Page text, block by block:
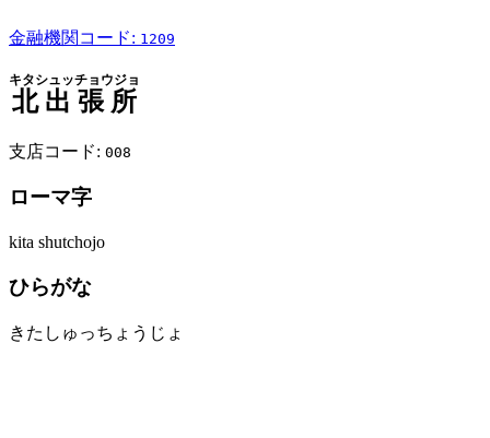
金融機関コード: 1209
北出張所
キタシュッチョウジョ
支店コード: 008
ローマ字
kita shutchojo
ひらがな
きたしゅっちょうじょ